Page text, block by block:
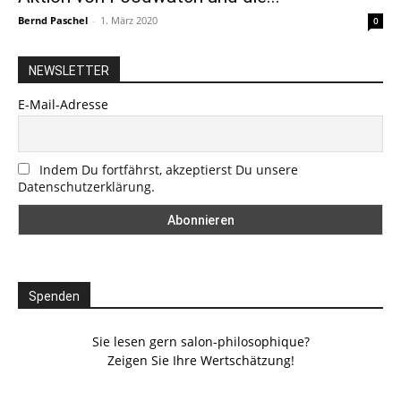
Bernd Paschel - 1. März 2020 0
NEWSLETTER
E-Mail-Adresse
Indem Du fortfährst, akzeptierst Du unsere
Datenschutzerklärung.
Spenden
Sie lesen gern salon-philosophique?
Zeigen Sie Ihre Wertschätzung!